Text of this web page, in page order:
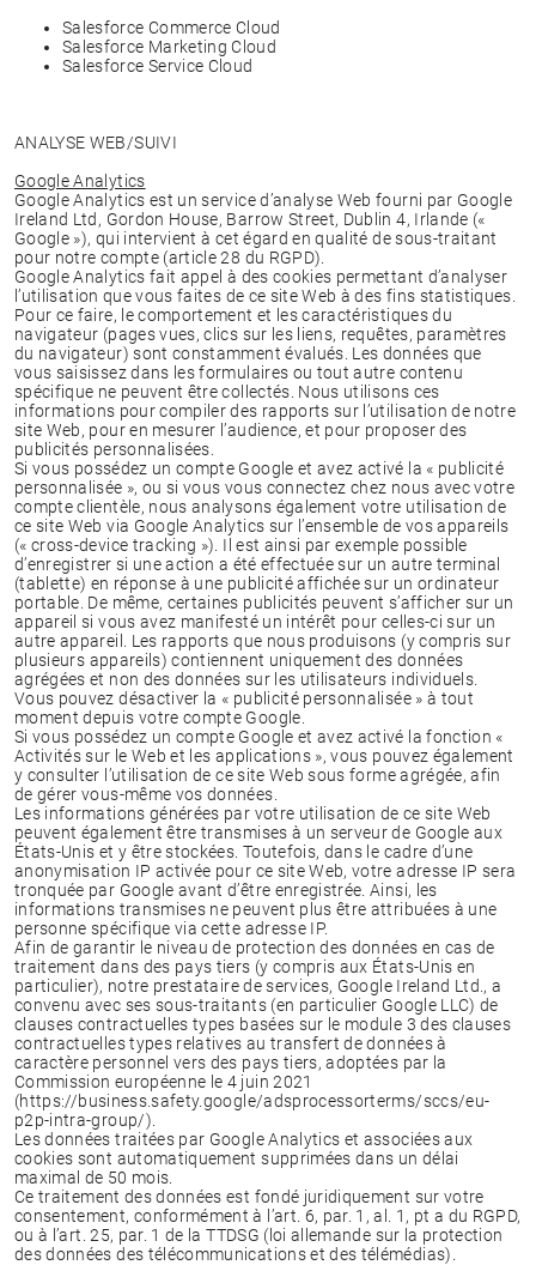
Salesforce Commerce Cloud
Salesforce Marketing Cloud
Salesforce Service Cloud
ANALYSE WEB/SUIVI
Google Analytics
Google Analytics est un service d’analyse Web fourni par Google
Ireland Ltd, Gordon House, Barrow Street, Dublin 4, Irlande («
Google »), qui intervient à cet égard en qualité de sous-traitant
pour notre compte (article 28 du RGPD).
Google Analytics fait appel à des cookies permettant d’analyser
l’utilisation que vous faites de ce site Web à des fins statistiques.
Pour ce faire, le comportement et les caractéristiques du
navigateur (pages vues, clics sur les liens, requêtes, paramètres
du navigateur) sont constamment évalués. Les données que
vous saisissez dans les formulaires ou tout autre contenu
spécifique ne peuvent être collectés. Nous utilisons ces
informations pour compiler des rapports sur l’utilisation de notre
site Web, pour en mesurer l’audience, et pour proposer des
publicités personnalisées.
Si vous possédez un compte Google et avez activé la « publicité
personnalisée », ou si vous vous connectez chez nous avec votre
compte clientèle, nous analysons également votre utilisation de
ce site Web via Google Analytics sur l’ensemble de vos appareils
(« cross-device tracking »). Il est ainsi par exemple possible
d’enregistrer si une action a été effectuée sur un autre terminal
(tablette) en réponse à une publicité affichée sur un ordinateur
portable. De même, certaines publicités peuvent s’afficher sur un
appareil si vous avez manifesté un intérêt pour celles-ci sur un
autre appareil. Les rapports que nous produisons (y compris sur
plusieurs appareils) contiennent uniquement des données
agrégées et non des données sur les utilisateurs individuels.
Vous pouvez désactiver la « publicité personnalisée » à tout
moment depuis votre compte Google.
Si vous possédez un compte Google et avez activé la fonction «
Activités sur le Web et les applications », vous pouvez également
y consulter l’utilisation de ce site Web sous forme agrégée, afin
de gérer vous-même vos données.
Les informations générées par votre utilisation de ce site Web
peuvent également être transmises à un serveur de Google aux
États-Unis et y être stockées. Toutefois, dans le cadre d’une
anonymisation IP activée pour ce site Web, votre adresse IP sera
tronquée par Google avant d’être enregistrée. Ainsi, les
informations transmises ne peuvent plus être attribuées à une
personne spécifique via cette adresse IP.
Afin de garantir le niveau de protection des données en cas de
traitement dans des pays tiers (y compris aux États-Unis en
particulier), notre prestataire de services, Google Ireland Ltd., a
convenu avec ses sous-traitants (en particulier Google LLC) de
clauses contractuelles types basées sur le module 3 des clauses
contractuelles types relatives au transfert de données à
caractère personnel vers des pays tiers, adoptées par la
Commission européenne le 4 juin 2021
(https://business.safety.google/adsprocessorterms/sccs/eu-
p2p-intra-group/).
Les données traitées par Google Analytics et associées aux
cookies sont automatiquement supprimées dans un délai
maximal de 50 mois.
Ce traitement des données est fondé juridiquement sur votre
consentement, conformément à l’art. 6, par. 1, al. 1, pt a du RGPD,
ou à l’art. 25, par. 1 de la TTDSG (loi allemande sur la protection
des données des télécommunications et des télémédias).